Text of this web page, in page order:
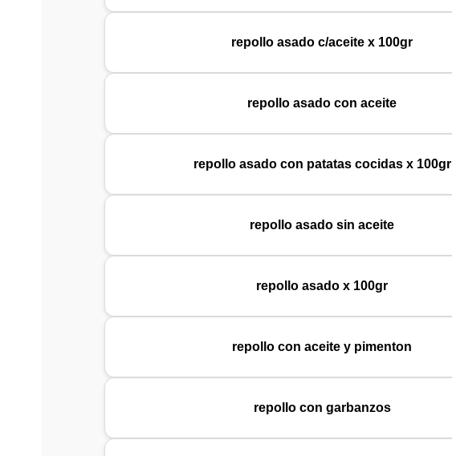
repollo asado c/aceite x 100gr
repollo asado con aceite
repollo asado con patatas cocidas x 100gr
repollo asado sin aceite
repollo asado x 100gr
repollo con aceite y pimenton
repollo con garbanzos